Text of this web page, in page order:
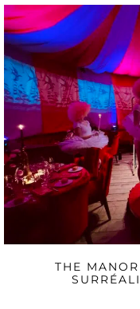
THE